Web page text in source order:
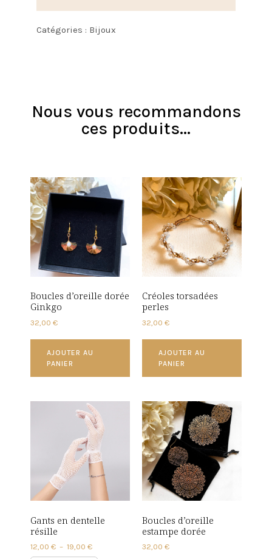
Catégories : Bijoux
Nous vous recommandons
ces produits...
Boucles d’oreille dorée
Ginkgo
32,00 €
AJOUTER AU
PANIER
Créoles torsadées
perles
32,00 €
AJOUTER AU
PANIER
Gants en dentelle
résille
12,00 € – 19,00 €
Boucles d’oreille
estampe dorée
32,00 €